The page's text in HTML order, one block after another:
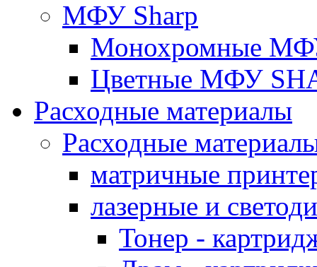
МФУ Sharp
Монохромные
Цветные МФУ
Расходные материалы
Расходные
матричные
лазерные и
Тонер -